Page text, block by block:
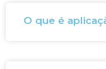
O que é